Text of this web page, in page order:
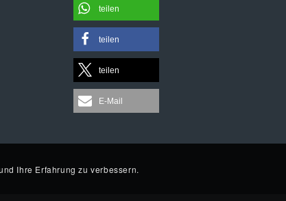
teilen
teilen
teilen
E-Mail
Ihre Erfahrung zu verbessern.